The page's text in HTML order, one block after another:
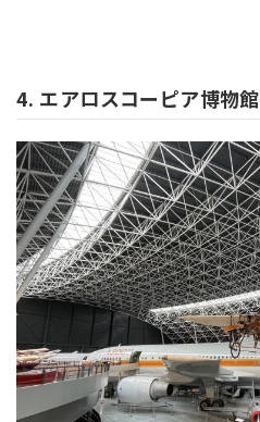
4. エアロスコーピア博物館